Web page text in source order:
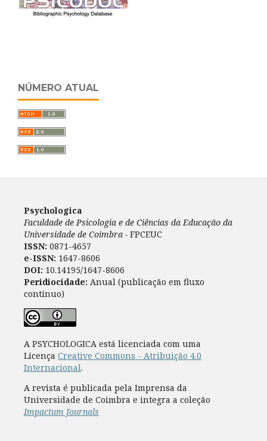
NÚMERO ATUAL
Psychologica
Faculdade de Psicologia e de Ciências da Educação da
Universidade de Coimbra - FPCEUC
ISSN: 0871-4657
e-ISSN: 1647-8606
DOI: 10.14195/1647-8606
Peridiocidade: Anual (publicação em fluxo
contínuo)
A PSYCHOLOGICA está licenciada com uma
Licença Creative Commons - Atribuição 4.0
Internacional.
A revista é publicada pela Imprensa da
Universidade de Coimbra e integra a coleção
Impactum Journals